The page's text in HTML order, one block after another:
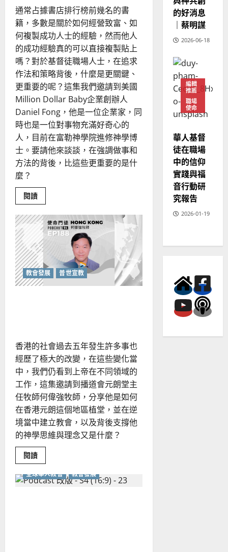
通常占據書店排行榜前幾名的書
籍，多數是關於如何經營致富、如
何複製成功人士的經驗，然而他人
的成功經驗真的可以直接複製貼上
嗎？對於基督徒職場人士，在追求
作法和策略背後，什麼是更關鍵、
更重要的呢？這集我們邀請到美國
Million Dollar Baby企業創辦人
Daniel Fong，他是一位企業家，同
時也是一位對事物充滿好奇心的
人，目前在富勒神學院進修神學博
士。要請他來談談，在強調做事和
方法的背後，比這些更重要的是什
麼？
閱讀Read
more
後
視
鏡
神
學
的
洞
察：
從
「做
對」
教會發展 普世宣教
香港的社會過去五年發生許多事也
經歷了極大的改變，在這些變化當
中，我們仍看到上帝在不同領域的
工作，這集邀請到播道會元朗堂主
任牧師何偉強牧師，分享他是如何
在香港元朗這個地區植堂，並在逆
境當中建立教會，以及背後支撐他
的神學思維與理念又是什麼？
閱讀Read
more
在
逆
全球華人教會 教會發展
的好消息
｜蔡明謀
2026-06-18
編輯
推薦
職場
使命
華人基督
徒在職場
中的信仰
實踐與福
音行動研
究報告
2026-01-19